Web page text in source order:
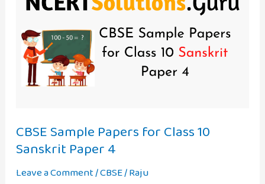
Hindi
17
वीर
कुवर
सिंह
CBSE Sample Papers for Class 10
Sanskrit Paper 4
Leave a Comment/CBSE/Raju